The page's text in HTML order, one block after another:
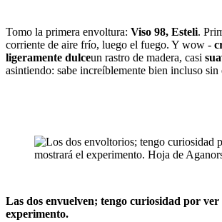
Tomo la primera envoltura: Viso 98, Esteli.
corriente de aire frío, luego el fuego. Y wow -
ligeramente dulceun rastro de madera, casi
asintiendo: sabe increíblemente bien incluso
Las dos envuelven; tengo curiosidad por
experimento.